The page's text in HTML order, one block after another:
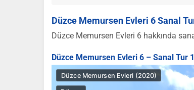
Düzce Memursen Evleri 6 Sanal
Düzce Memursen Evleri 6 hakkında
Düzce Memursen Evleri 6 – Sanal Tur 1